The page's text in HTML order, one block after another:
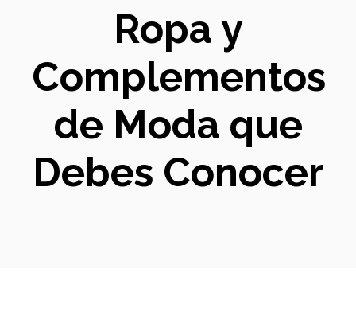
Ropa y
Complementos
de Moda que
Debes Conocer